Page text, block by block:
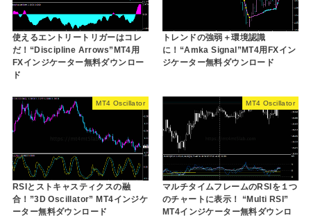
使えるエントリートリガーはコレ
だ！“Discipline Arrows”MT4用
FXインジケーター無料ダウンロー
ド
トレンドの強弱＋環境認識
に！“Amka Signal”MT4用FXイン
ジケーター無料ダウンロード
MT4 Oscillator
RSIとストキャスティクスの融
合！”3D Oscillator” MT4インジケ
ーター無料ダウンロード
MT4 Oscillator
マルチタイムフレームのRSIを１つ
のチャートに表示！ “Multi RSI”
MT4インジケーター無料ダウンロ